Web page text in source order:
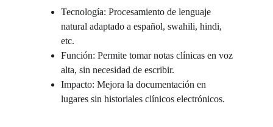
Tecnología: Procesamiento de lenguaje
natural adaptado a español, swahili, hindi,
etc.
Función: Permite tomar notas clínicas en voz
alta, sin necesidad de escribir.
Impacto: Mejora la documentación en
lugares sin historiales clínicos electrónicos.